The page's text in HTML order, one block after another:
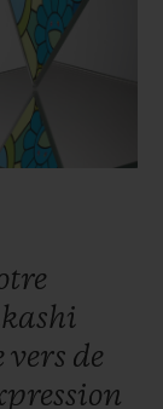
en-ciel :
de
de faire
vers de